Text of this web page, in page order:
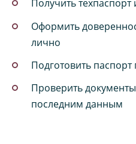
Получить
Оформить
лично
Подготовить
Проверить
последним данным